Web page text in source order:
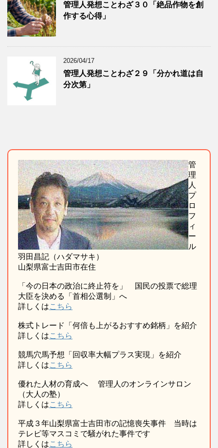
管理人発想ことわざ３０「絶品作物を創
作する心得」
2026/04/17
管理人発想ことわざ２９「分かれ道は自
分次第」
管
理
人
プ
ロ
フ
ィ
ー
ル
羽田昌記（ハダマサキ）
山梨県富士吉田市在住
「今の日本の政治に終止符を」 国民の投票で総理
大臣を決める「首相公選制」へ
詳しくはこちら
株式トレード「何倍も上がるおすすめ銘柄」を紹介
詳しくはこちら
競馬穴馬予想「回収率大幅プラス実現」を紹介
詳しくはこちら
優れた人材の育成へ 管理人のオンラインサロン
（大人の塾）
詳しくはこちら
平成３年山梨県富士吉田市の記憶喪失事件 当時は
テレビ等マスコミで騒がれた事件です
詳しくはこちら